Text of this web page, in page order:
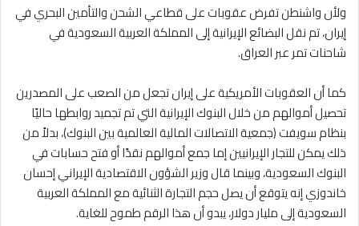
ولأن واشنطن تفرض عقوبات على قطاعي الشحن والتأمين البحري في
إيران، تم نقل البضائع الإيرانية إلى المملكة العربية السعودية في
شاحنات تمر عبر العراق.
كما أن العقوبات الأمريكية على إيران تجعل من الصعب على المصدرين
تحصيل أموالهم من خلال البنوك الإيرانية التي تم تجميد روابطها حاليًا
بنظام سويفت (جمعية الاتصالات المالية العالمية بين البنوك)، بدلاً من
ذلك يمكن للتجار الإيرانيين إما جمع أموالهم نقدًا أو فتح حسابات في
البنوك السعودية، وبينما قال وزير الشؤون الاقتصادية الإيراني إحسان
خاندوزي إنه يتوقع أن يصل حجم التجارة الثنائية مع المملكة العربية
السعودية إلى مليار دولار، يبدو أن هذا الرقم طموح للغاية.